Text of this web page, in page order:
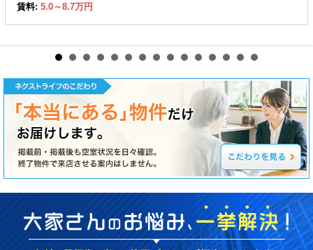
賃料: 5.0～8.7万円